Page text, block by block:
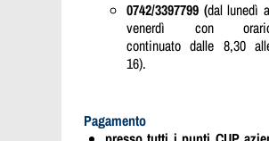
0742/3397799 (dal lunedì
venerdì con
continuato dalle 8,30
16).
Pagamento